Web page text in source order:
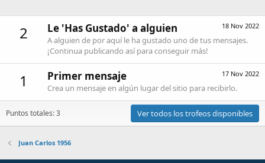
2 18 Nov 2022
Le 'Has Gustado' a alguien
A alguien de por aquí le ha gustado uno de tus mensajes.
¡Continua publicando así para conseguir más!
1 17 Nov 2022
Primer mensaje
Crea un mensaje en algún lugar del sitio para recibirlo.
Puntos totales: 3 Ver todos los trofeos disponibles
Juan Carlos 1956